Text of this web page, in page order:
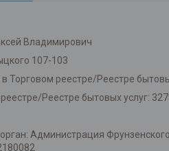
Владимирович
107-103
Торговом реестре/Реестре
Реестре бытовых услуг:
Администрация